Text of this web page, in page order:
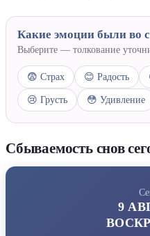
Какие эмоции были во
Выберите — толкование
😨 Страх 😊 Радость
😢 Грусть 😳 Удивление
Сбываемость снов
9